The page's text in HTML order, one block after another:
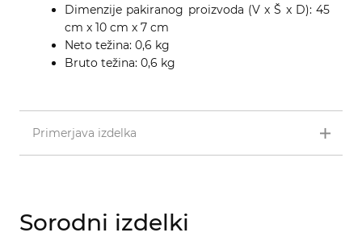
Dimenzije pakiranog proizvoda (V x Š x D): 45
cm x 10 cm x 7 cm
Neto težina: 0,6 kg
Bruto težina: 0,6 kg
Primerjava izdelka
Sorodni izdelki